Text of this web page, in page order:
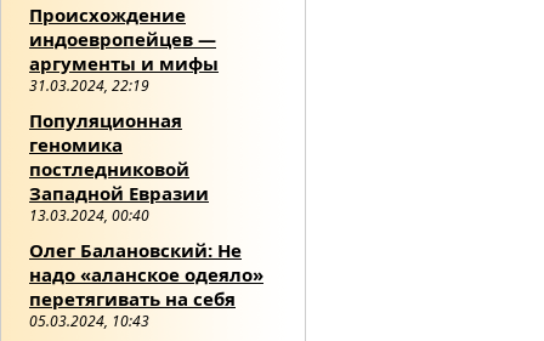
Происхождение
индоевропейцев —
аргументы и мифы
31.03.2024, 22:19
Популяционная
геномика
постледниковой
Западной Евразии
13.03.2024, 00:40
Олег Балановский: Не
надо «аланское одеяло»
перетягивать на себя
05.03.2024, 10:43